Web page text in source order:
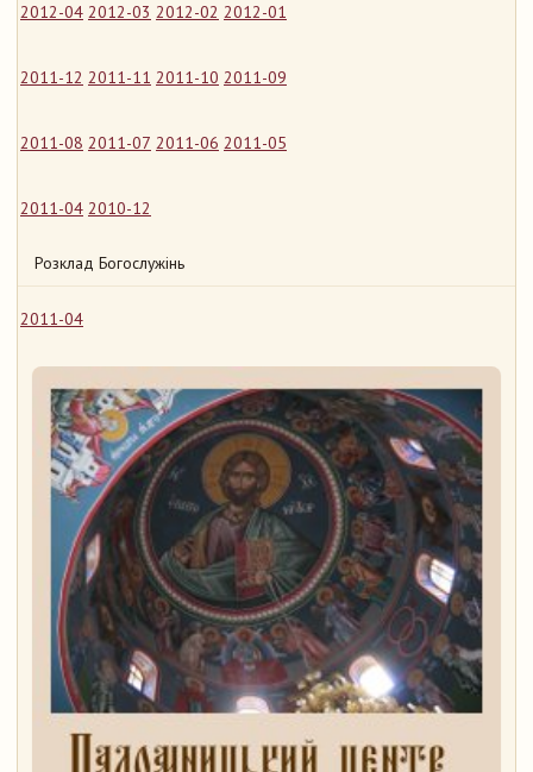
2012-04 2012-03 2012-02 2012-01
2011-12 2011-11 2011-10 2011-09
2011-08 2011-07 2011-06 2011-05
2011-04 2010-12
Розклад Богослужінь
2011-04